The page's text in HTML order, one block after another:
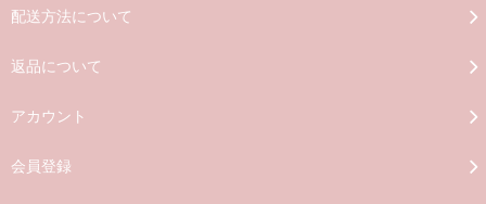
配送方法について
返品について
アカウント
会員登録